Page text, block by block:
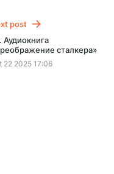
post
Аудиокнига
сталкера»
22 2025 17:06